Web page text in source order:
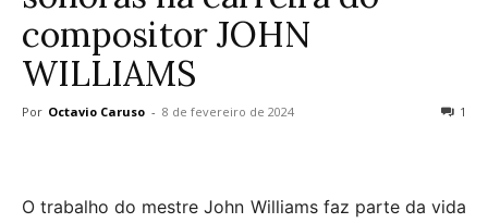
compositor JOHN
WILLIAMS
Por Octavio Caruso - 8 de fevereiro de 2024 1
O trabalho do mestre John Williams faz parte da vida